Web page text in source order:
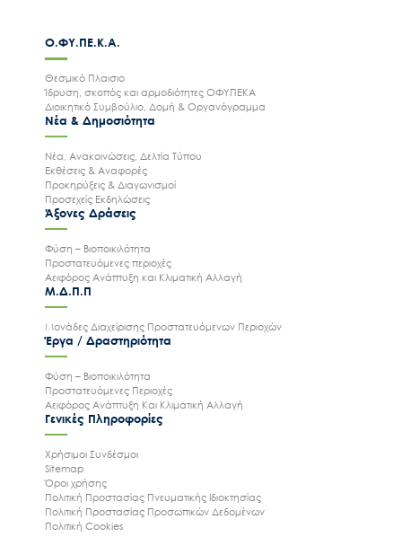
Ο.ΦΥ.ΠΕ.Κ.Α.
Θεσμικό Πλαισιο
Ίδρυση, σκοπός και αρμοδιότητες ΟΦΥΠΕΚΑ
Διοικητικό Συμβούλιο, Δομή & Οργανόγραμμα
Νέα & Δημοσιότητα
Νέα, Ανακοινώσεις, Δελτία Τύπου
Εκθέσεις & Αναφορές
Προκηρύξεις & Διαγωνισμοί
Προσεχείς Εκδηλώσεις
Άξονες Δράσεις
Φύση – Βιοποικιλότητα
Προστατευόμενες περιοχές
Αειφόρος Ανάπτυξη και Κλιματική Αλλαγή
Μ.Δ.Π.Π
Μονάδες Διαχείρισης Προστατευόμενων Περιοχών
Έργα / Δραστηριότητα
Φύση – Βιοποικιλότητα
Προστατευόμενες Περιοχές
Αειφόρος Ανάπτυξη Και Κλιματική Αλλαγή
Γενικές Πληροφορίες
Χρήσιμοι Συνδέσμοι
Sitemap
Όροι χρήσης
Πολιτική Προστασίας Πνευματικής Ιδιοκτησίας
Πολιτική Προστασίας Προσωπικών Δεδομένων
Πολιτική Cookies